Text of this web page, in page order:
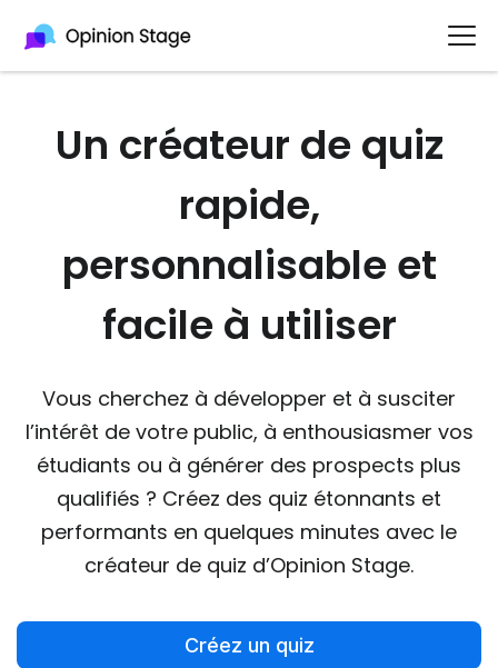
Un créateur de quiz
rapide,
personnalisable et
facile à utiliser
Vous cherchez à développer et à susciter
l’intérêt de votre public, à enthousiasmer vos
étudiants ou à générer des prospects plus
qualifiés ? Créez des quiz étonnants et
performants en quelques minutes avec le
créateur de quiz d’Opinion Stage.
Créez un quiz